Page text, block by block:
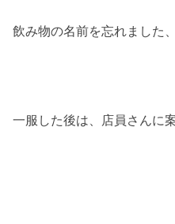
飲み物の名前を忘れました、
一服した後は、店員さんに